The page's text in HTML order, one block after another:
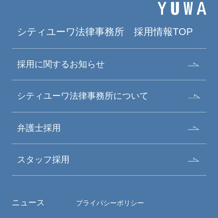
シティユーワ法律事務所 採用情報TOP
採用に関するお知らせ
シティユーワ法律事務所について
弁護士採用
スタッフ採用
ニュース プライバシーポリシー